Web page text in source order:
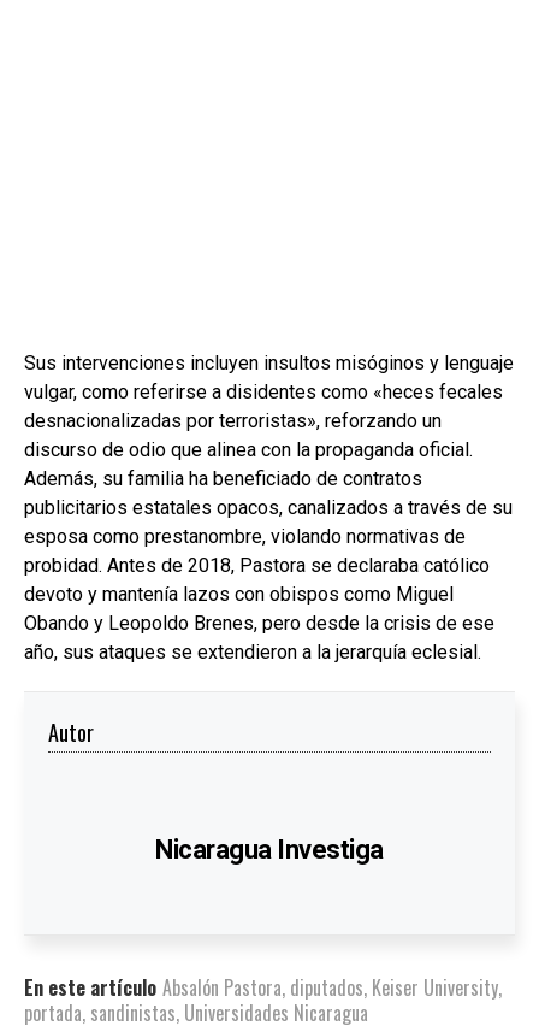
Sus intervenciones incluyen insultos misóginos y lenguaje
vulgar, como referirse a disidentes como «heces fecales
desnacionalizadas por terroristas», reforzando un
discurso de odio que alinea con la propaganda oficial.
Además, su familia ha beneficiado de contratos
publicitarios estatales opacos, canalizados a través de su
esposa como prestanombre, violando normativas de
probidad. Antes de 2018, Pastora se declaraba católico
devoto y mantenía lazos con obispos como Miguel
Obando y Leopoldo Brenes, pero desde la crisis de ese
año, sus ataques se extendieron a la jerarquía eclesial.
Autor
Nicaragua Investiga
En este artículo Absalón Pastora, diputados, Keiser University,
portada, sandinistas, Universidades Nicaragua